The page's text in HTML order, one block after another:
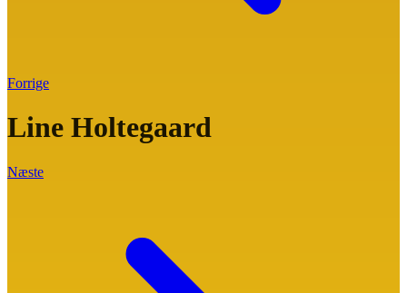
Forrige
Line Holtegaard
Næste